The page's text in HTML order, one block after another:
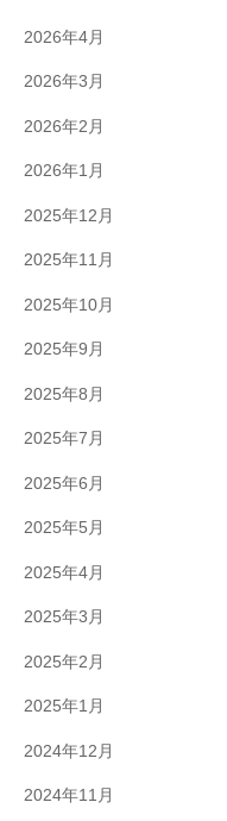
2026年4月
2026年3月
2026年2月
2026年1月
2025年12月
2025年11月
2025年10月
2025年9月
2025年8月
2025年7月
2025年6月
2025年5月
2025年4月
2025年3月
2025年2月
2025年1月
2024年12月
2024年11月